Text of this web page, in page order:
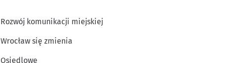
Rozwój komunikacji miejskiej
Wrocław się zmienia
Osiedlowe